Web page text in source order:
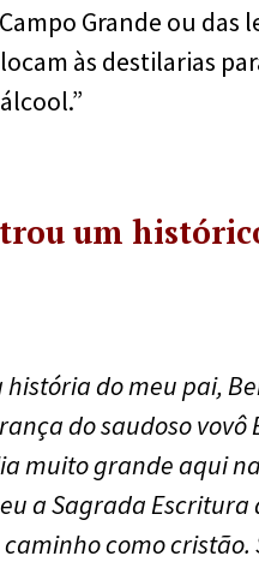
Grande ou das
às destilarias
um
do meu pai,
do saudoso
muito grande aqui
a Sagrada Escritura
como